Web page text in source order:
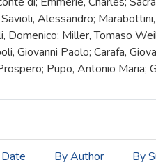
Alessandro;
Domenico; Miller, Tomaso
Giovanni Paolo; Carafa,
Pupo, Antonio Maria;
By Author By